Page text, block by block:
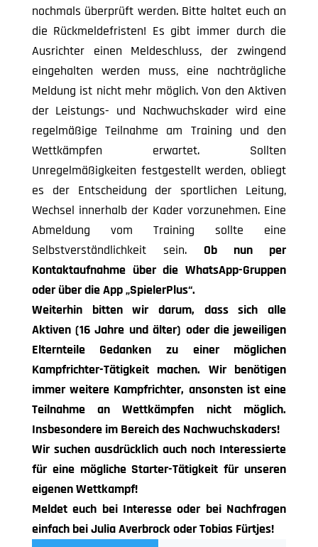
nochmals überprüft werden. Bitte haltet euch an
die Rückmeldefristen! Es gibt immer durch die
Ausrichter einen Meldeschluss, der zwingend
eingehalten werden muss, eine nachträgliche
Meldung ist nicht mehr möglich. Von den Aktiven
der Leistungs- und Nachwuchskader wird eine
regelmäßige Teilnahme am Training und den
Wettkämpfen erwartet. Sollten
Unregelmäßigkeiten festgestellt werden, obliegt
es der Entscheidung der sportlichen Leitung,
Wechsel innerhalb der Kader vorzunehmen. Eine
Abmeldung vom Training sollte eine
Selbstverständlichkeit sein. Ob nun per
Kontaktaufnahme über die WhatsApp-Gruppen
oder über die App „SpielerPlus“.
Weiterhin bitten wir darum, dass sich alle
Aktiven (16 Jahre und älter) oder die jeweiligen
Elternteile Gedanken zu einer möglichen
Kampfrichter-Tätigkeit machen. Wir benötigen
immerweitere Kampfrichter, ansonsten ist eine
Teilnahme an Wettkämpfen nicht möglich.
Insbesondere im Bereich des Nachwuchskaders!
Wir suchen ausdrücklich auch noch Interessierte
für eine mögliche Starter-Tätigkeit für unseren
eigenen Wettkampf!
Meldet euch bei Interesse oder bei Nachfragen
einfach bei Julia Averbrock oder Tobias Fürtjes!